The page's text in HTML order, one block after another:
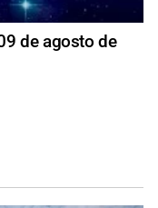
de agosto de